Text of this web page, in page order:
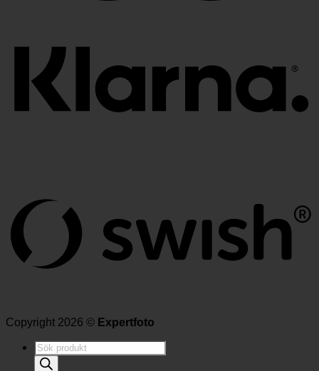
Copyright 2026 © Expertfoto
Produktsökning